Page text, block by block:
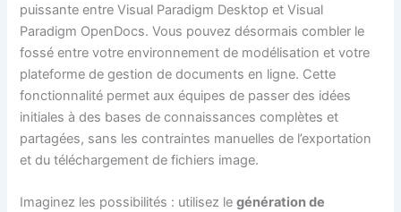
puissante entre Visual Paradigm Desktop et Visual
Paradigm OpenDocs. Vous pouvez désormais combler le
fossé entre votre environnement de modélisation et votre
plateforme de gestion de documents en ligne. Cette
fonctionnalité permet aux équipes de passer des idées
initiales à des bases de connaissances complètes et
partagées, sans les contraintes manuelles de l’exportation
et du téléchargement de fichiers image.
Imaginez les possibilités : utilisez legénération de